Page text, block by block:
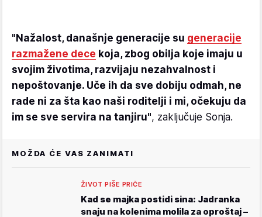
"Nažalost, današnje generacije su generacije
razmažene dece koja, zbog obilja koje imaju u
svojim životima, razvijaju nezahvalnost i
nepoštovanje. Uče ih da sve dobiju odmah, ne
rade ni za šta kao naši roditelji i mi, očekuju da
im se sve servira na tanjiru", zaključuje Sonja.
MOŽDA ĆE VAS ZANIMATI
ŽIVOT PIŠE PRIČE
Kad se majka postidi sina: Jadranka
snaju na kolenima molila za oproštaj –